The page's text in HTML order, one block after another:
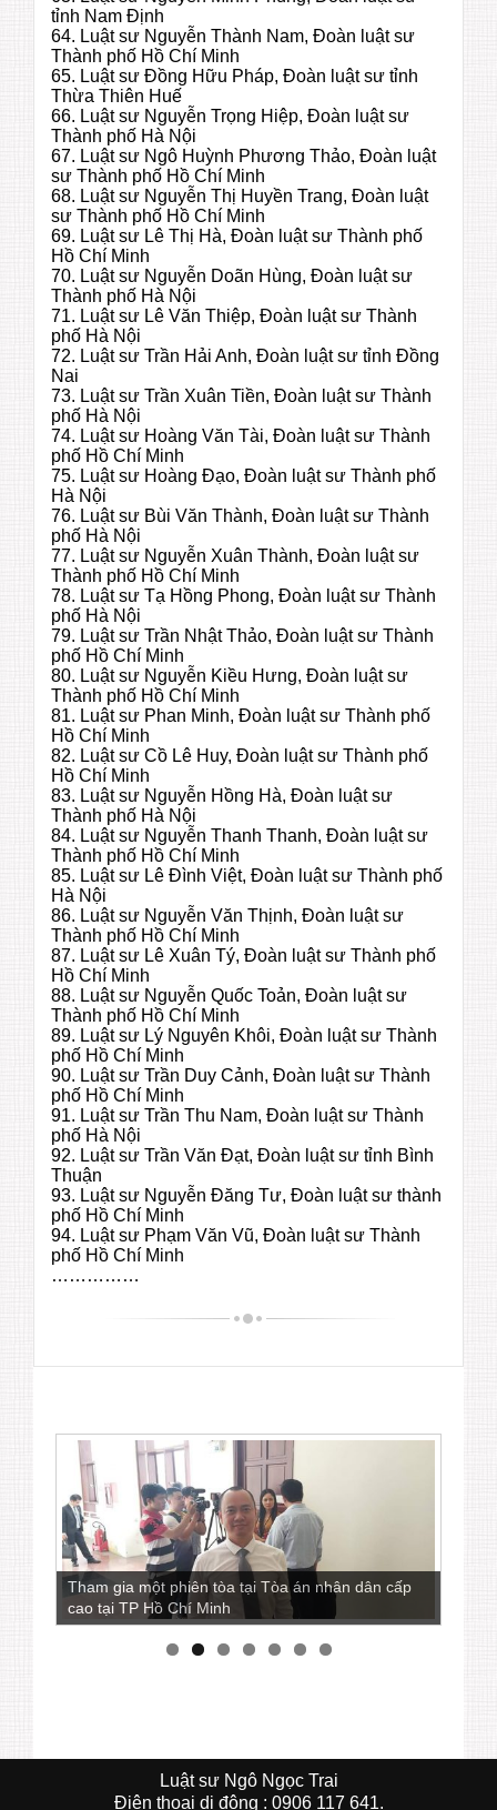
tỉnh Nam Định
64. Luật sư Nguyễn Thành Nam, Đoàn luật sư
Thành phố Hồ Chí Minh
65. Luật sư Đồng Hữu Pháp, Đoàn luật sư tỉnh
Thừa Thiên Huế
66. Luật sư Nguyễn Trọng Hiệp, Đoàn luật sư
Thành phố Hà Nội
67. Luật sư Ngô Huỳnh Phương Thảo, Đoàn luật
sư Thành phố Hồ Chí Minh
68. Luật sư Nguyễn Thị Huyền Trang, Đoàn luật
sư Thành phố Hồ Chí Minh
69. Luật sư Lê Thị Hà, Đoàn luật sư Thành phố
Hồ Chí Minh
70. Luật sư Nguyễn Doãn Hùng, Đoàn luật sư
Thành phố Hà Nội
71. Luật sư Lê Văn Thiệp, Đoàn luật sư Thành
phố Hà Nội
72. Luật sư Trần Hải Anh, Đoàn luật sư tỉnh Đồng
Nai
73. Luật sư Trần Xuân Tiền, Đoàn luật sư Thành
phố Hà Nội
74. Luật sư Hoàng Văn Tài, Đoàn luật sư Thành
phố Hồ Chí Minh
75. Luật sư Hoàng Đạo, Đoàn luật sư Thành phố
Hà Nội
76. Luật sư Bùi Văn Thành, Đoàn luật sư Thành
phố Hà Nội
77. Luật sư Nguyễn Xuân Thành, Đoàn luật sư
Thành phố Hồ Chí Minh
78. Luật sư Tạ Hồng Phong, Đoàn luật sư Thành
phố Hà Nội
79. Luật sư Trần Nhật Thảo, Đoàn luật sư Thành
phố Hồ Chí Minh
80. Luật sư Nguyễn Kiều Hưng, Đoàn luật sư
Thành phố Hồ Chí Minh
81. Luật sư Phan Minh, Đoàn luật sư Thành phố
Hồ Chí Minh
82. Luật sư Cồ Lê Huy, Đoàn luật sư Thành phố
Hồ Chí Minh
83. Luật sư Nguyễn Hồng Hà, Đoàn luật sư
Thành phố Hà Nội
84. Luật sư Nguyễn Thanh Thanh, Đoàn luật sư
Thành phố Hồ Chí Minh
85. Luật sư Lê Đình Việt, Đoàn luật sư Thành phố
Hà Nội
86. Luật sư Nguyễn Văn Thịnh, Đoàn luật sư
Thành phố Hồ Chí Minh
87. Luật sư Lê Xuân Tý, Đoàn luật sư Thành phố
Hồ Chí Minh
88. Luật sư Nguyễn Quốc Toản, Đoàn luật sư
Thành phố Hồ Chí Minh
89. Luật sư Lý Nguyên Khôi, Đoàn luật sư Thành
phố Hồ Chí Minh
90. Luật sư Trần Duy Cảnh, Đoàn luật sư Thành
phố Hồ Chí Minh
91. Luật sư Trần Thu Nam, Đoàn luật sư Thành
phố Hà Nội
92. Luật sư Trần Văn Đạt, Đoàn luật sư tỉnh Bình
Thuận
93. Luật sư Nguyễn Đăng Tư, Đoàn luật sư thành
phố Hồ Chí Minh
94. Luật sư Phạm Văn Vũ, Đoàn luật sư Thành
phố Hồ Chí Minh
……………
Tham gia một phiên tòa tại Tòa án nhân dân cấp
cao tại TP Hồ Chí Minh
Luật sư Ngô Ngọc Trai
Ðiện thoại di động : 0906 117 641.